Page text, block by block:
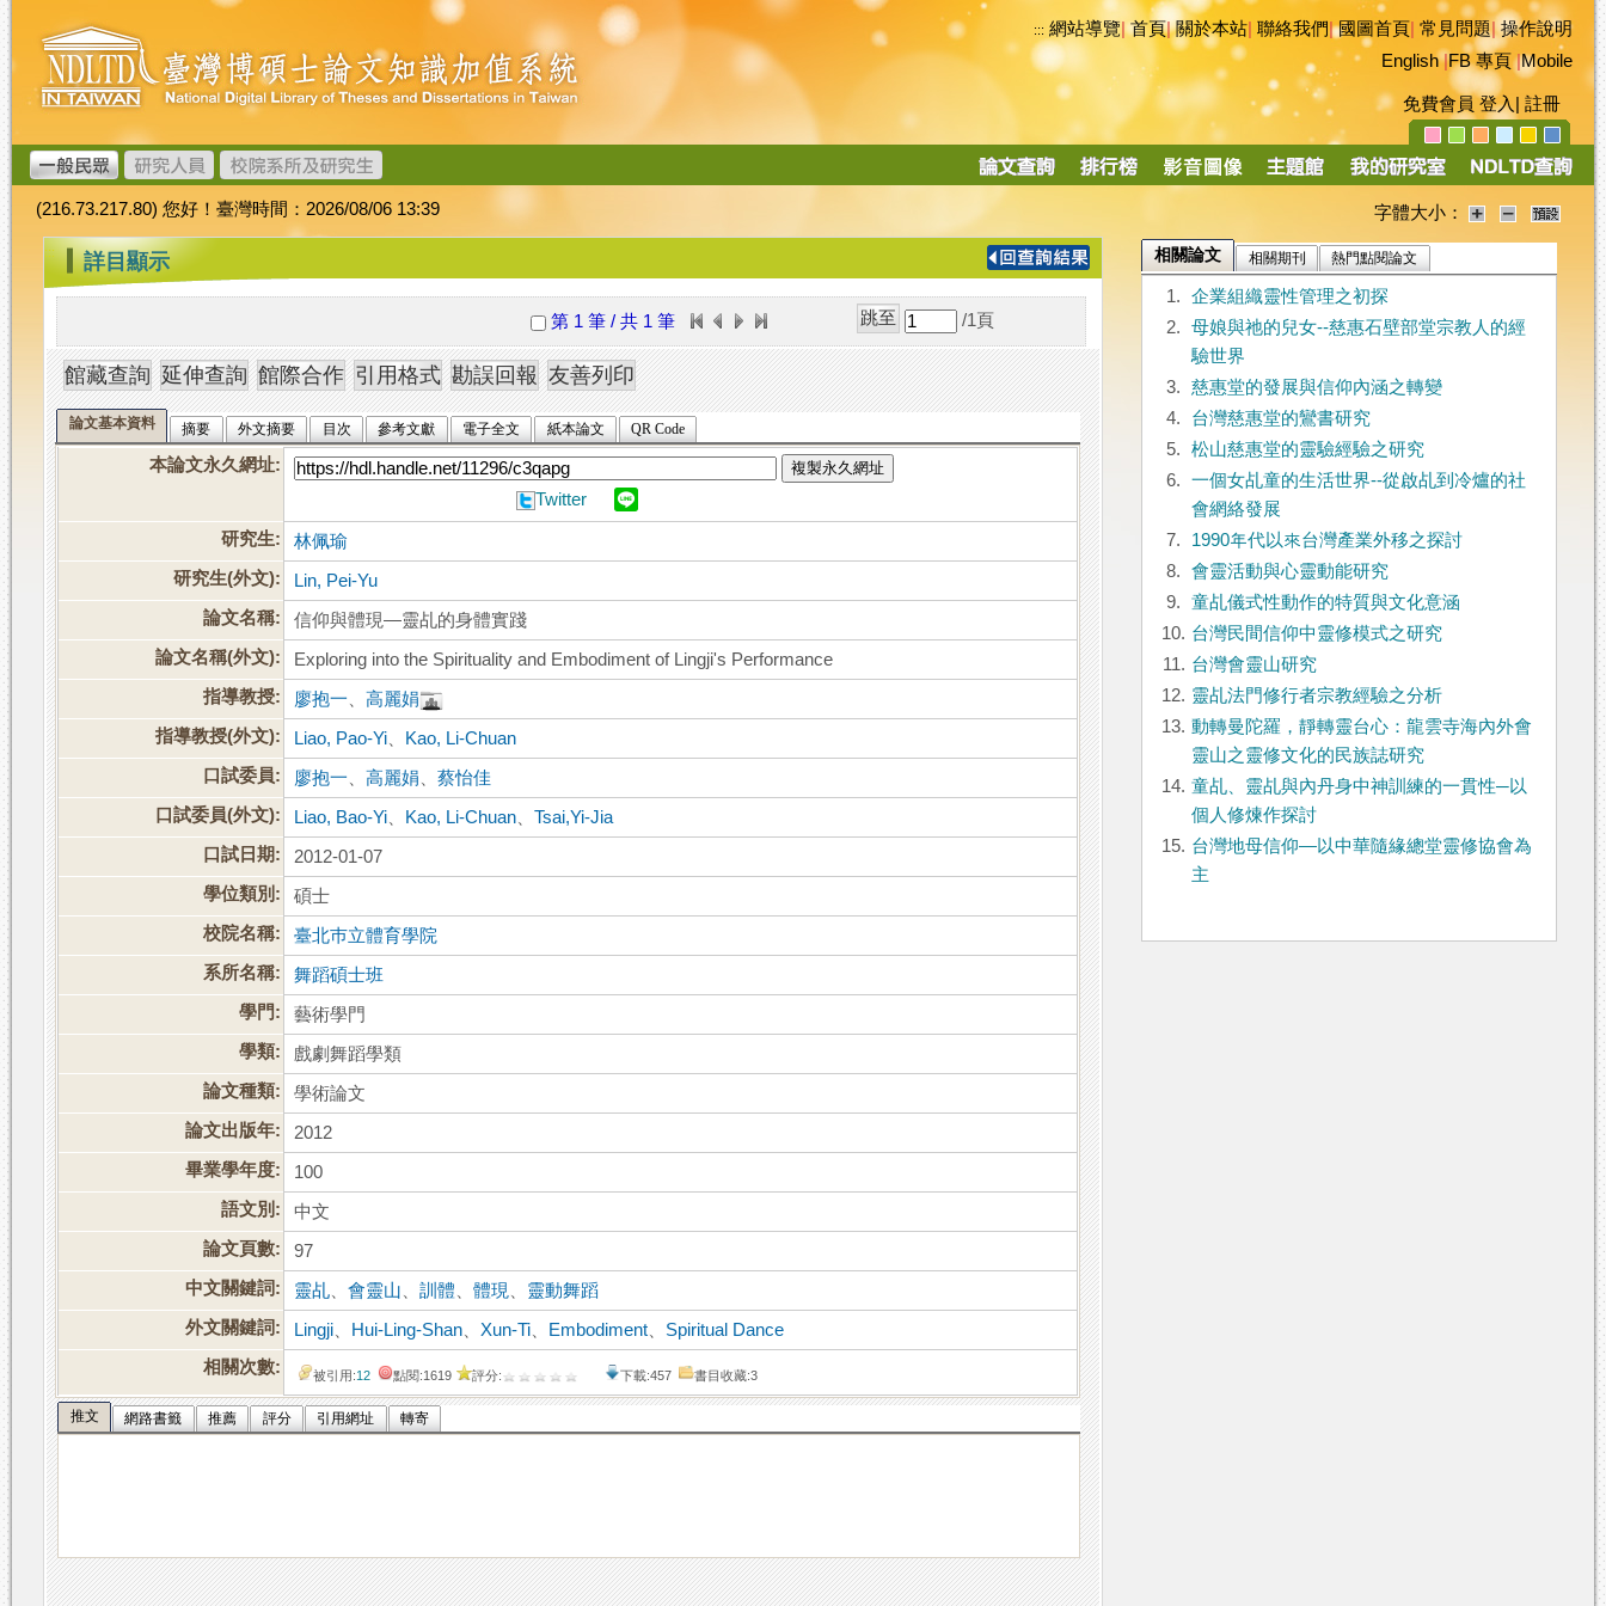
跳
到
主
要
內
容
臺
灣
博
碩
士
論
文
加
值
系
統
::: 網站導覽|首頁|關於本站 聯絡我們|國圖首頁 常見問題|操作說明
English|FB 專頁|Mobile
免費會員 登入 註冊
導
(216.73.217.80) 您好！臺灣時間：2026/08/06 13:39 字體大小：
::: 詳目顯示
第 1 筆 / 共 1 筆 /1 頁
論文基本資料 摘要 外文摘要 目次 參考文獻 電子全文 紙本論文 QR Code
本論文永久網址: 複製永久網址
Twitter
研究生:
林佩瑜
研究生(外文):
Lin, Pei-Yu
論文名稱:
信仰與體現—靈乩的身體實踐
論文名稱(外文):
Exploring into the Spirituality and Embodiment of Lingji's Performance
指導教授:
廖抱一 、高麗娟
指導教授(外文):
Liao, Pao-Yi
Kao, Li-Chuan
口試委員:
廖抱一 、高麗娟 、蔡怡佳
口試委員(外文):
Liao, Bao-Yi Kao, Li-Chuan 、Tsai,Yi-Jia
口試日期:
2012-01-07
學位類別:
碩士
校院名稱:
臺北巿立體育學院
系所名稱:
舞蹈碩士班
學門:
藝術學門
學類:
戲劇舞蹈學類
論文種類:
學術論文
論文出版年:
2012
畢業學年度:
100
語文別:
中文
論文頁數:
97
中文關鍵詞:
靈乩 、會靈山 、訓體 、體現
靈動舞蹈
外文關鍵詞:
Lingji Hui-Ling-Shan 、Xun-Ti Embodiment
Spiritual Dance
相關次數:
被引用:12 點閱:1619 評分: 下載:457 書目收藏:3
推文 網路書籤 推薦 評分 引用網址 轉寄
相關論文 相關期刊 熱門點閱論文
1.
企業組織靈性管理之初探
2.
母娘與祂的兒女--慈惠石壁部堂宗教人的經
驗世界
3.
慈惠堂的發展與信仰內涵之轉變
4.
台灣慈惠堂的鸞書研究
5.
松山慈惠堂的靈驗經驗之研究
6.
一個女乩童的生活世界--從啟乩到冷爐的社
會網絡發展
7.
1990年代以來台灣產業外移之探討
8.
會靈活動與心靈動能研究
9.
童乩儀式性動作的特質與文化意涵
10. 台灣民間信仰中靈修模式之研究
11. 台灣會靈山研究
12. 靈乩法門修行者宗教經驗之分析
13. 動轉曼陀羅，靜轉靈台心：龍雲寺海內外會
靈山之靈修文化的民族誌研究
14. 童乩、靈乩與內丹身中神訓練的一貫性─以
個人修煉作探討
15. 台灣地母信仰—以中華隨緣總堂靈修協會為
主